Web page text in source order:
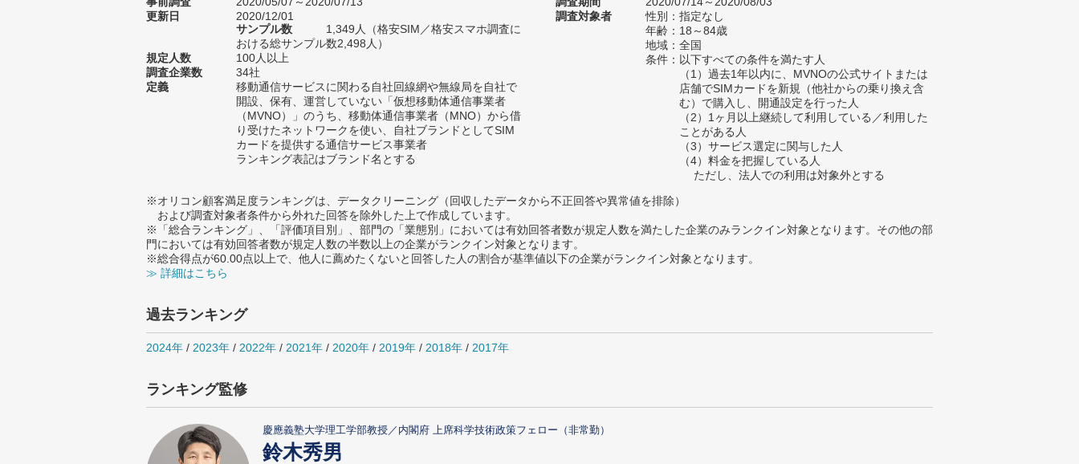
更新日
2020/12/01
サンプル数
1,349人（格安SIM／格安スマホ調査に
おける総サンプル数2,498人）
規定人数
100人以上
調査企業数
34社
定義
移動通信サービスに関わる自社回線網や無線局を自社で
開設、保有、運営していない「仮想移動体通信事業者
（MVNO）」のうち、移動体通信事業者（MNO）から借
り受けたネットワークを使い、自社ブランドとしてSIM
カードを提供する通信サービス事業者
ランキング表記はブランド名とする
調査対象者
性別：指定なし
年齢：18～84歳
地域：全国
条件：以下すべての条件を満たす人
（1）過去1年以内に、MVNOの公式サイトまたは
店舗でSIMカードを新規（他社からの乗り換え含
む）で購入し、開通設定を行った人
（2）1ヶ月以上継続して利用している／利用した
ことがある人
（3）サービス選定に関与した人
（4）料金を把握している人
ただし、法人での利用は対象外とする
※オリコン顧客満足度ランキングは、データクリーニング（回収したデータから不正回答や異常値を排除）
および調査対象者条件から外れた回答を除外した上で作成しています。
※「総合ランキング」、「評価項目別」、部門の「業態別」においては有効回答者数が規定人数を満たした企業のみランクイン対象となります。その他の部
門においては有効回答者数が規定人数の半数以上の企業がランクイン対象となります。
※総合得点が60.00点以上で、他人に薦めたくないと回答した人の割合が基準値以下の企業がランクイン対象となります。
≫ 詳細はこちら
過去ランキング
2024年 / 2023年 / 2022年 / 2021年 / 2020年 / 2019年 / 2018年 / 2017年
ランキング監修
慶應義塾大学理工学部教授／内閣府 上席科学技術政策フェロー（非常勤）
鈴木秀男